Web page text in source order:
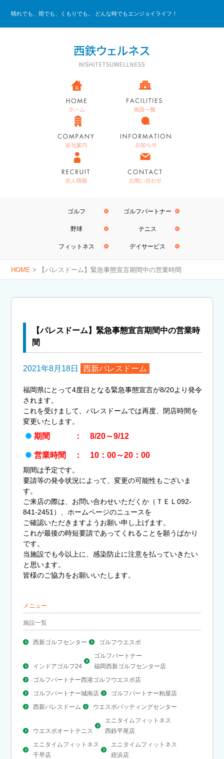
晴れでも、雨でも、くもりでも。 どんな時でもエンジョイライフ！
ゴルフ ゴルフパートナー
野球 テニス
フィットネス デイサービス
HOME > 【パレスドーム】緊急事態宣言期間中の営業時間
【パレスドーム】緊急事態宣言期間中の営業時
間
2021年8月18日 西新パレスドーム
福岡県にとって4度目となる緊急事態宣言が8/20より発令
されます。
これを受けまして、パレスドームでは再度、閉店時間を
変更いたします。
期間 ： 8/20～9/12
営業時間 ： 10：00～20：00
期間は予定です。
要請等の発令状況によって、変更の可能性もございま
す。
ご来店の際は、お問い合わせいただくか（ＴＥＬ092-
841-2451）、ホームページのニュースを
ご確認いただきますようお願い申し上げます。
これが最後の時短要請であってくれることを願うばかり
です。
当施設でも今以上に、感染防止に注意を払っていきたい
と思います。
皆様のご協力をお願いいたします。
メニュー
施設一覧
西新ゴルフセンター ゴルフウエスポ
インドアゴルフ24
ゴルフパートナー
福岡西新ゴルフセンター店
ゴルフパートナー西港ゴルフウエスポ店
ゴルフパートナー城南店
ゴルフパートナー粕屋店
西新パレスドーム
ウエスポバッティングセンター
ウエスポオートテニス
エニタイムフィットネス
西鉄平尾店
エニタイムフィットネス
千早店
エニタイムフィットネス
姪浜店